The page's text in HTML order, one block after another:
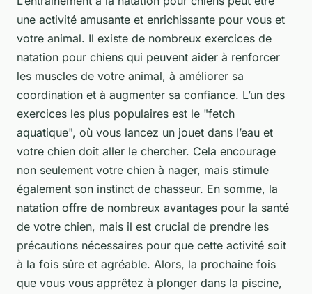
une activité amusante et enrichissante pour vous et
votre animal. Il existe de nombreux exercices de
natation pour chiens qui peuvent aider à renforcer
les muscles de votre animal, à améliorer sa
coordination et à augmenter sa confiance. L’un des
exercices les plus populaires est le "fetch
aquatique", où vous lancez un jouet dans l’eau et
votre chien doit aller le chercher. Cela encourage
non seulement votre chien à nager, mais stimule
également son instinct de chasseur. En somme, la
natation offre de nombreux avantages pour la santé
de votre chien, mais il est crucial de prendre les
précautions nécessaires pour que cette activité soit
à la fois sûre et agréable. Alors, la prochaine fois
que vous vous apprêtez à plonger dans la piscine,